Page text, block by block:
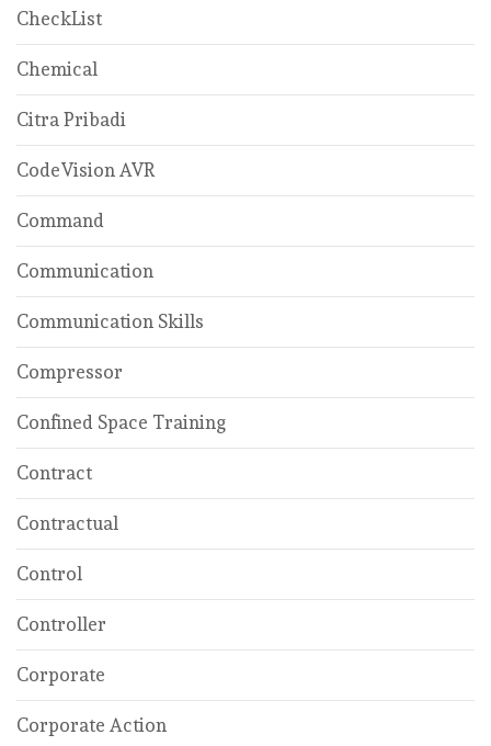
CheckList
Chemical
Citra Pribadi
CodeVision AVR
Command
Communication
Communication Skills
Compressor
Confined Space Training
Contract
Contractual
Control
Controller
Corporate
Corporate Action